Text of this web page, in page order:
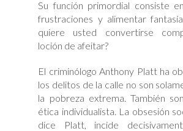
Su función primordial consiste
frustraciones y alimentar
quiere usted convertirse
loción de afeitar?
El criminólogo Anthony Platt ha
los delitos de la calle no son
la pobreza extrema. También
ética individualista. La obsesión
dice Platt, incide